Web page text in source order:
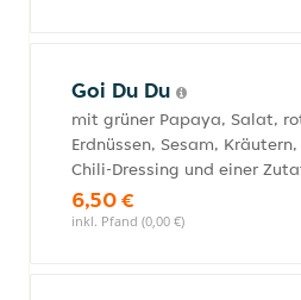
Goi Du Du
mit grüner Papaya, Salat,
Erdnüssen, Sesam,
Chili-Dressing und einer
6,50 €
inkl. Pfand (0,00 €)